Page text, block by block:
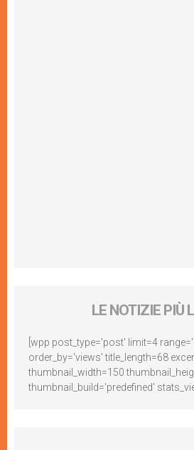
LE NOTIZIE PIÙ
[wpp post_type='post' limit=4
order_by='views' title_length=68
thumbnail_width=150
thumbnail_build='predefined'